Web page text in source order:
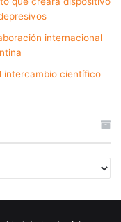
internacional
intercambio científico